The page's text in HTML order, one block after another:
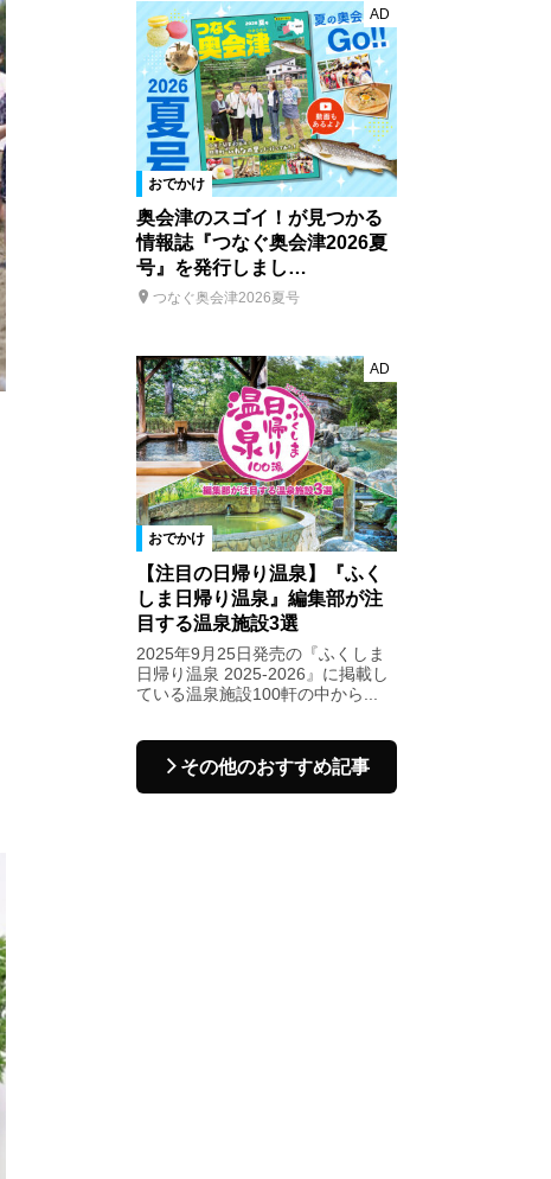
おでかけ
AD
奥会津のスゴイ！が見つかる
情報誌『つなぐ奥会津2026夏
号』を発行しまし…
つなぐ奥会津2026夏号
おでかけ
AD
【注目の日帰り温泉】『ふく
しま日帰り温泉』編集部が注
目する温泉施設3選
2025年9月25日発売の『ふくしま
日帰り温泉 2025-2026』に掲載し
ている温泉施設100軒の中から...
その他のおすすめ記事